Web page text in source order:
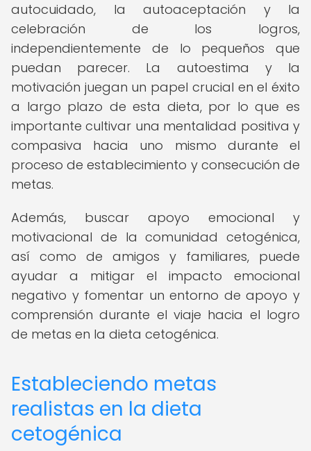
autocuidado, la autoaceptación y la
celebración de los logros,
independientemente de lo pequeños que
puedan parecer. La autoestima y la
motivación juegan un papel crucial en el éxito
a largo plazo de esta dieta, por lo que es
importante cultivar una mentalidad positiva y
compasiva hacia uno mismo durante el
proceso de establecimiento y consecución de
metas.
Además, buscar apoyo emocional y
motivacional de la comunidad cetogénica,
así como de amigos y familiares, puede
ayudar a mitigar el impacto emocional
negativo y fomentar un entorno de apoyo y
comprensión durante el viaje hacia el logro
de metas en la dieta cetogénica.
Estableciendo metas
realistas en la dieta
cetogénica